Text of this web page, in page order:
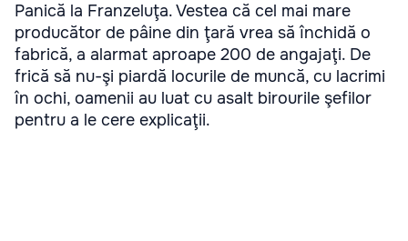
Panică la Franzeluţa. Vestea că cel mai mare
producător de pâine din ţară vrea să închidă o
fabrică, a alarmat aproape 200 de angajaţi. De
frică să nu-şi piardă locurile de muncă, cu lacrimi
în ochi, oamenii au luat cu asalt birourile şefilor
pentru a le cere explicaţii.